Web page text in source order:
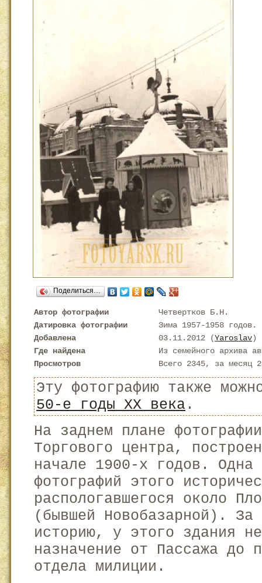
Поделиться…
Автор фотографии
Четвертков Б.Н.
Датировка фотографии
Зима 1957-1958 годов.
Добавлена
03.11.2012 (Yaroslav)
Где найдена
Из семейного архива
Просмотров
Всего 2345, за месяц
Эту фотографию также
50-е годы XX века .
На заднем плане
Торгового центра,
начале 1900-х годов. Одна
фотографий этого
распологавшегося около
(бывшей Новобазарной). За
историю, у этого здания
назначение от Пассажа до
отдела милиции.